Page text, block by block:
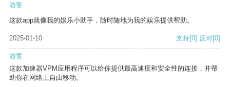
游客
这款app就像我的娱乐小助手，随时随地为我的娱乐提供帮助。
2025-01-10 支持[0] 反对[0]
游客
这款加速器VPM应用程序可以给你提供最高速度和安全性的连接，并帮
助你在网络上自由移动。